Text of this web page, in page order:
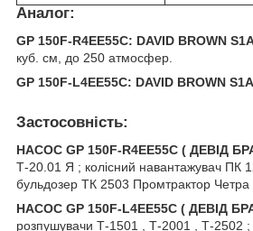
Аналог:
GP 150F-R4EE55C: DAVID BROWN
куб. см, до 250 атмосфер.
GP 150F-L4EE55C: DAVID BROWN
Застосовність:
НАСОС GP 150F-R4EE55C ( ДЕВІД
Т-20.01 Я ; колісний навантажувач ПК
бульдозер ТК 2503 Промтрактор Четра
НАСОС GP 150F-L4EE55C ( ДЕВІД
розпушувачи Т-1501 , Т-2001 , Т-2502 ;